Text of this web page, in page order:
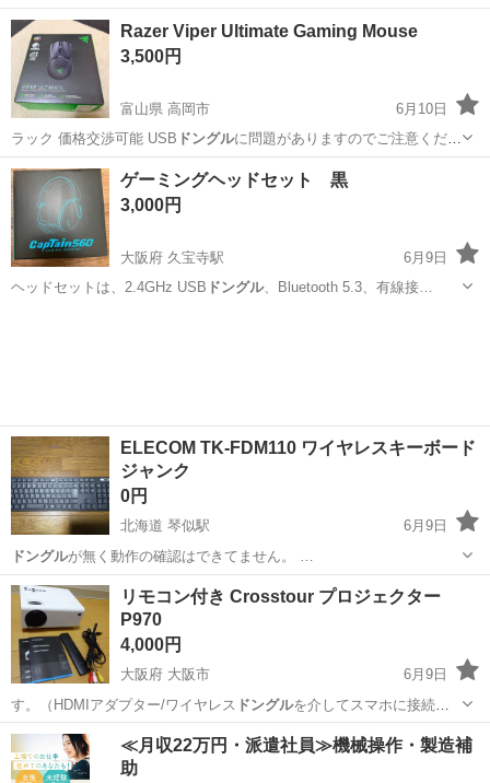
大阪 東大阪市
Razer Viper Ultimate Gaming Mouse
3,500円
富山県 高岡市
6月10日
ラック 価格交渉可能 USB ドングルに問題がありますのでご注意くださ
い。…
富山 高岡市 周辺機器
ゲーミングヘッドセット 黒
3,000円
大阪府 久宝寺駅
6月9日
ヘッドセットは、2.4GHz USB ドングル、Bluetooth 5.3、有線接…
ELECOM TK-FDM110 ワイヤレスキーボード
ジャンク
0円
北海道 琴似駅
6月9日
ドングルが無く動作の確認はできてません。 …
北海道 札幌市 周辺機器 ELECOM
リモコン付き Crosstour プロジェクター
P970
4,000円
大阪府 大阪市
6月9日
す。（HDMIアダプター/ワイヤレス ドングルを介してスマホに接続す
ることもできま…
大阪 大阪市 テレビ プロジェクター
≪月収22万円・派遣社員≫機械操作・製造補
助